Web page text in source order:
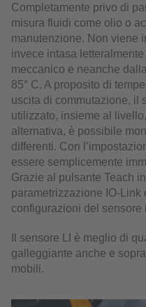
Completamente privo di
misura fluidi come olio o
manutenzione. Non viene
invece intasa
meccanico e neanche
85° C. A proposito di
uscita di commutazione, il
utilizzato, insieme al
alternativa, è possibile
differenti. Con
essere semplicemente
Grazie al pulsante Teach
parametrizzazione IO-
configurazioni del sensore
Il sensore LI è meglio di
galleggiante anche e
mobili.